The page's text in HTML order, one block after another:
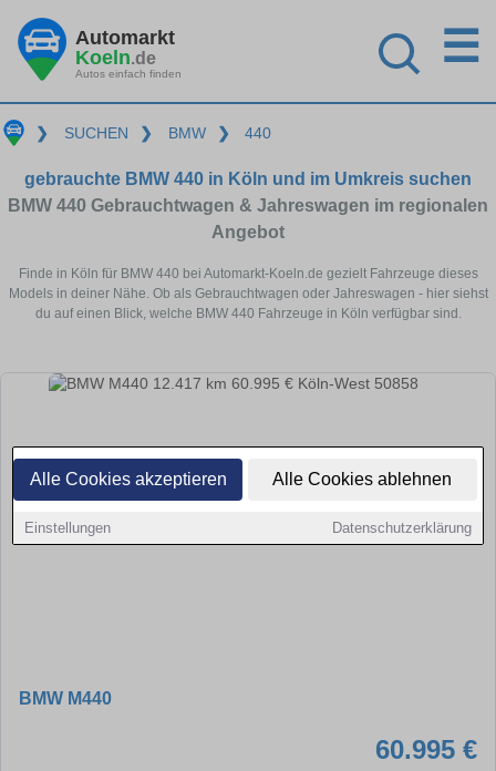
Alle Cookies akzeptieren Alle Cookies ablehnen
Einstellungen Datenschutzerklärung
Automarkt
Koeln.de
Autos einfach finden
☰
❯ SUCHEN ❯ BMW ❯ 440
gebrauchte BMW 440 in Köln und im Umkreis suchen
BMW 440 Gebrauchtwagen & Jahreswagen im regionalen
Angebot
Finde in Köln für BMW 440 bei Automarkt-Koeln.de gezielt Fahrzeuge dieses
Models in deiner Nähe. Ob als Gebrauchtwagen oder Jahreswagen - hier siehst
du auf einen Blick, welche BMW 440 Fahrzeuge in Köln verfügbar sind.
BMW M440
60.995 €